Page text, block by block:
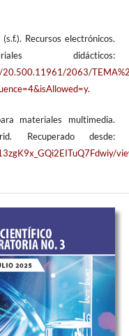
Recursos electrónicos.
didácticos:
20.500.11961/2063/
.
materiales multimedia.
Recuperado desde: